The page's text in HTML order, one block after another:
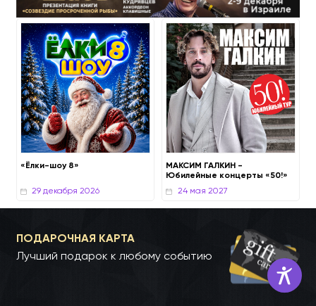
22 октября 2026 12 ноября
«Ёлки-шоу 8»
МАКСИМ ГАЛКИН -
Юбилейные концерты «50!»
ПОДАРОЧНАЯ КАРТА
Лучший подарок к любому событию